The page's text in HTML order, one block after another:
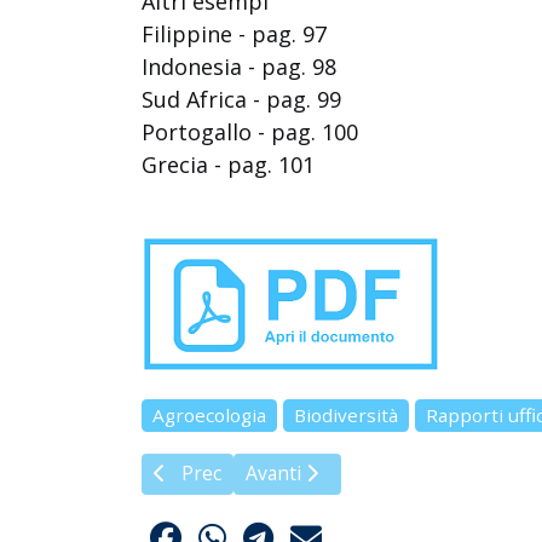
Filippine - pag. 97
Indonesia - pag. 98
Sud Africa - pag. 99
Portogallo - pag. 100
Grecia - pag. 101
Agroecologia Biodiversità Rapporti
Articolo precedente: Nature Restoration
Prec Articolo successivo: Navdanya
Avanti